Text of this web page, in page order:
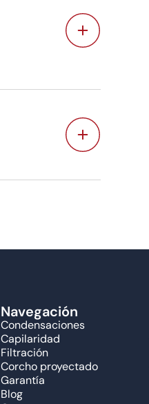
Navegación
Condensaciones
Capilaridad
Filtración
Corcho proyectado
Garantía
Blog